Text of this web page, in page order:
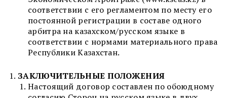
соответствии с его регламентом по месту его
постоянной регистрации в составе одного
арбитра на казахском/русском языке в
соответствии с нормами материального права
Республики Казахстан.
ЗАКЛЮЧИТЕЛЬНЫЕ ПОЛОЖЕНИЯ
Настоящий договор составлен по обоюдному